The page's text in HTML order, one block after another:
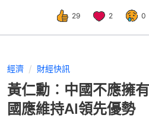
29 2 0
經濟 財經快訊
黃仁勳︰中國不應擁
國應維持AI領先優勢